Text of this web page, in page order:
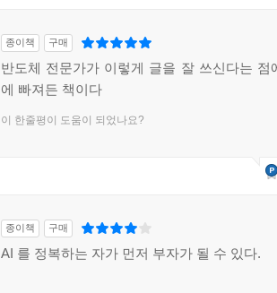
종이책 구매
반도체 전문가가 이렇게 글을 잘 쓰신다는 점
에 빠져든 책이다
이 한줄평이 도움이 되었나요?
종이책 구매
AI 를 정복하는 자가 먼저 부자가 될 수 있다.